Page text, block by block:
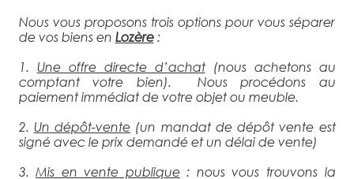
Nous vous proposons trois options pour vous séparer
de vos biens en Lozère:
1. Une offre directe d’achat(nous achetons au
comptant votre bien). Nous procédons au
paiement immédiat de votre objet ou meuble.
2. Un dépôt-vente (un mandat de dépôt vente est
signé avec le prix demandé et un délai de vente)
3.Mis en vente publique: nous vous trouvons la